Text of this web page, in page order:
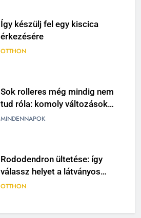
Sok rolleres még mindig nem
tud róla: komoly változások
jöhetnek a közlekedési
MINDENNAPOK
Rododendron ültetése: így
válassz helyet a látványos
virágzáshoz
OTTHON
Visszatérő álmok: miért jelenhet
meg ugyanaz a történet újra és
újra?
MINDENNAPOK